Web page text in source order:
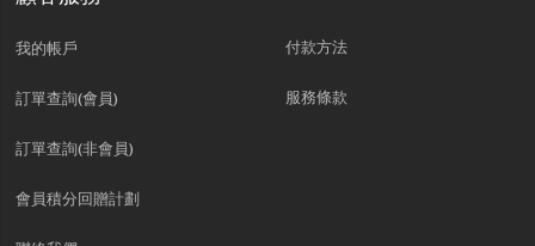
我的帳戶
訂單查詢(會員)
訂單查詢(非會員)
會員積分回贈計劃
付款方法
服務條款